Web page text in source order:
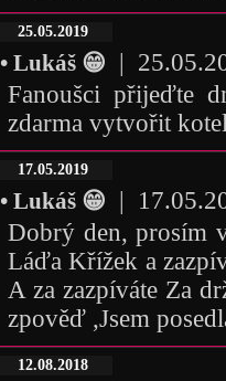
25.05.2019
• Lukáš 😁 |
Fanoušci přijeďte
zdarma vytvořit
17.05.2019
• Lukáš 😁 |
Dobrý den, prosím
Láďa Křížek a
A za zazpíváte Za
zpověď ,Jsem
12.08.2018